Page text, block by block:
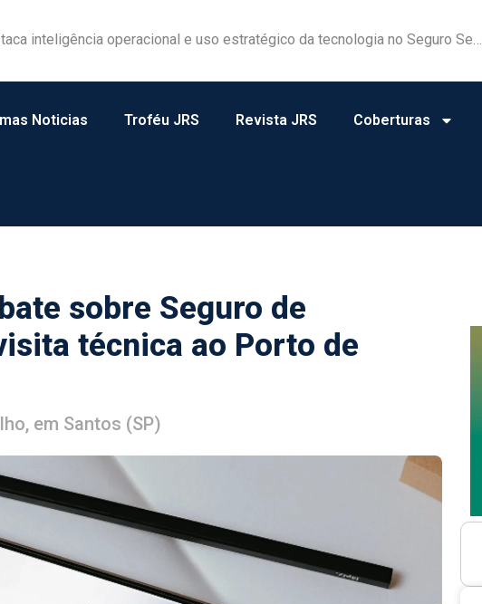
ExperMed destaca inteligência operacional e uso estratégico da tecnologia no Seguro Sem Mistério
transforma origem cooperativista em estratégia de crescimento no Brasil
Noticias Troféu JRS Revista JRS Coberturas
sobre Seguro de
técnica ao Porto de
em Santos (SP)